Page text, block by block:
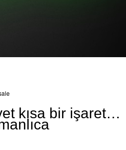
kısa bir işaret…